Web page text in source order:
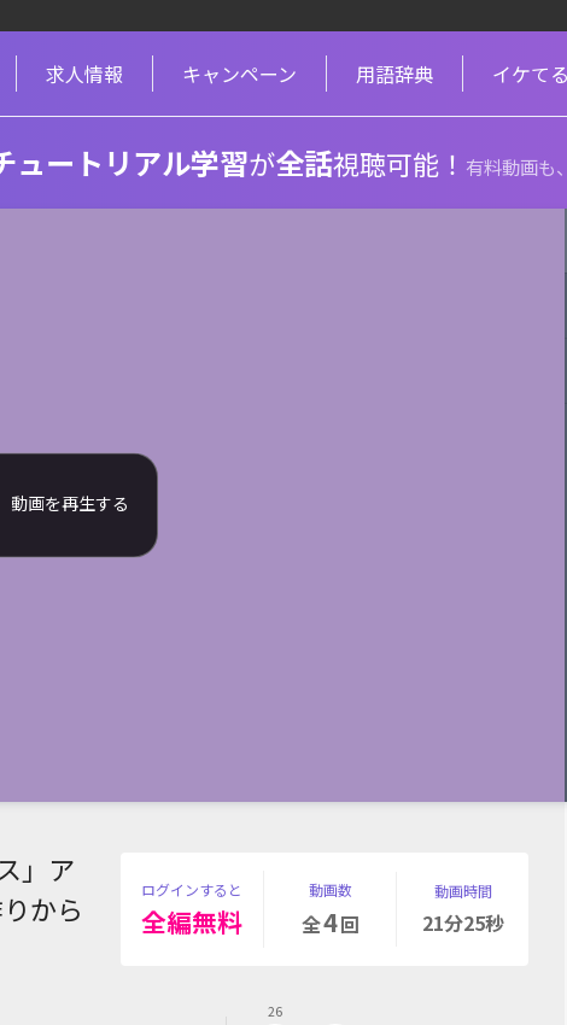
求人情報 キャンペーン 用語辞典 イケて
ュートリアル学習が全話視聴可能！ 有料動画も
」ア
から
ログインすると
全編無料
動画数
全4回
動画時間
21分25秒
26
動画を再生する